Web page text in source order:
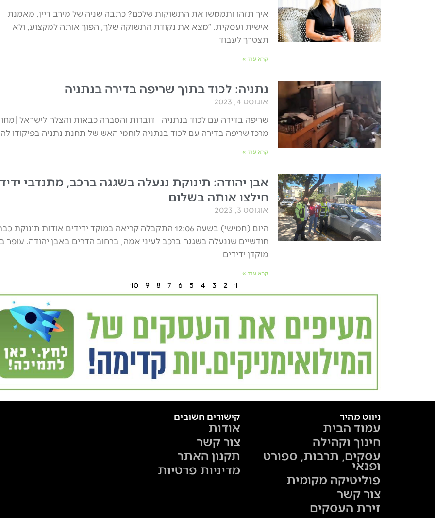
איך תזהו ותממשו את התשוקות שלכם? כתבה שניה של מירב דיין, מאמנת
אישית ועסקית. ״מצא את נקודת התשוקה שלך, הפוך אותה למקצוע, ולא
תצטרך לעבוד
קרא עוד »
נתניה: לכוד בתוך שריפה בדירה בנתניה
אוגוסט 4, 2023
שריפה בדירה עם לכוד בנתניה דוברות והסברה כבאות והצלה לישראל
מרכז שריפה בדירה עם לכוד בנתניה לוחמי האש של תחנת נתניה בפיקודו
קרא עוד »
אבן יהודה: תינוקת ננעלה בשגגה ברכב, מתנדבי
חילצו אותה בשלום
אוגוסט 3, 2023
היום (חמישי) בשעה 12:06 התקבלה קריאה במוקד ידידים אודות תינוקת
חודשיים שננעלה בשגגה ברכב לעיני אמה, ברחוב הדרים באבן יהודה. עופר
מוקדן ידידים
קרא עוד »
1
2
3
4
5
6
7
8
9
10
ניווט מהיר
עמוד הבית
חינוך וקהילה
עסקים, תרבות, ספורט
ופנאי
פוליטיקה מקומית
צור קשר
זירת העסקים
קישורים חשובים
אודות
צור קשר
תקנון האתר
מדיניות פרטיות